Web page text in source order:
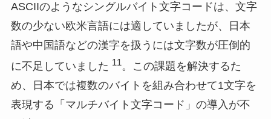
ASCIIのようなシングルバイト文字コードは、文字
数の少ない欧米言語には適していましたが、日本
語や中国語などの漢字を扱うには文字数が圧倒的
に不足していました 11。この課題を解決するた
め、日本では複数のバイトを組み合わせて1文字を
表現する「マルチバイト文字コード」の導入が不